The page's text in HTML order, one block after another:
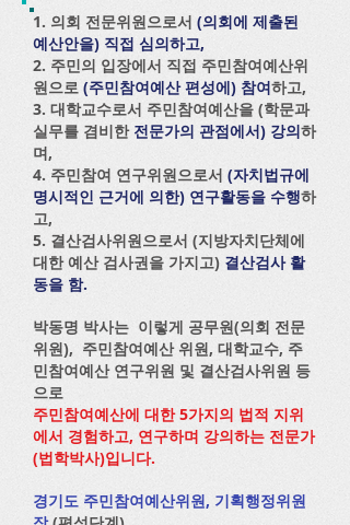
1. 의회 전문위원으로서 (의회에 제출된
예산안을) 직접 심의하고,
2. 주민의 입장에서 직접 주민참여예산위
원으로 (주민참여예산 편성에) 참여하고,
3. 대학교수로서 주민참여예산을 (학문과
실무를 겸비한 전문가의 관점에서) 강의하
며,
4. 주민참여 연구위원으로서 (자치법규에
명시적인 근거에 의한) 연구활동을 수행하
고,
5. 결산검사위원으로서 (지방자치단체에
대한 예산 검사권을 가지고) 결산검사 활
동을 함.
박동명 박사는 이렇게 공무원(의회 전문
위원), 주민참여예산 위원, 대학교수, 주
민참여예산 연구위원 및 결산검사위원 등
으로
주민참여예산에 대한 5가지의 법적 지위
에서 경험하고, 연구하며 강의하는 전문가
(법학박사)입니다.
경기도 주민참여예산위원, 기획행정위원